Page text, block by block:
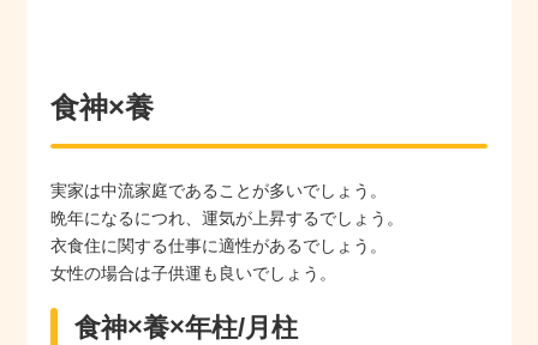
食神×養
実家は中流家庭であることが多いでしょう。
晩年になるにつれ、運気が上昇するでしょう。
衣食住に関する仕事に適性があるでしょう。
女性の場合は子供運も良いでしょう。
食神×養×年柱/月柱